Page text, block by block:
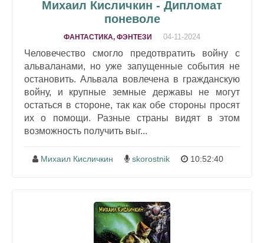
Михаил Кисличкин - Дипломат
поневоле
ФАНТАСТИКА, ФЭНТЕЗИ 04-11-2024
Человечество смогло предотвратить войну с
альваланами, но уже запущенные события не
остановить. Альвала вовлечена в гражданскую
войну, и крупные земные державы не могут
остаться в стороне, так как обе стороны просят
их о помощи. Разные страны видят в этом
возможность получить выг...
Михаил Кисличкин skorostnik 10:52:40